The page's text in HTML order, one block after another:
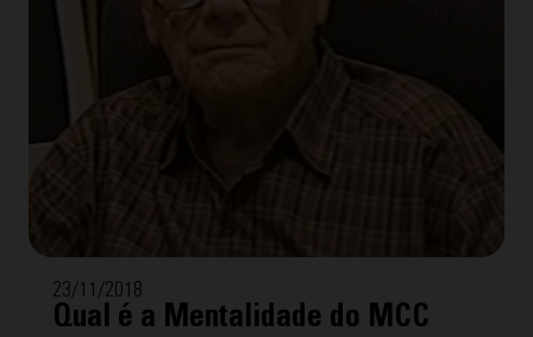
23/11/2018
Qual é a Mentalidade do MCC